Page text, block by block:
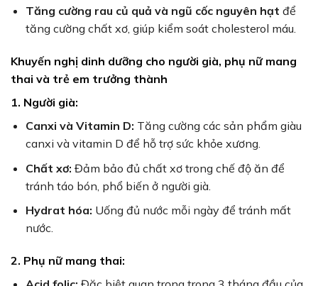
Tăng cường rau củ quả và ngũ cốc nguyên hạt để
tăng cường chất xơ, giúp kiểm soát cholesterol máu.
Khuyến nghị dinh dưỡng cho người già, phụ nữ mang
thai và trẻ em trưởng thành
1. Người già:
Canxi và Vitamin D: Tăng cường các sản phẩm giàu
canxi và vitamin D để hỗ trợ sức khỏe xương.
Chất xơ: Đảm bảo đủ chất xơ trong chế độ ăn để
tránh táo bón, phổ biến ở người già.
Hydrat hóa: Uống đủ nước mỗi ngày để tránh mất
nước.
2. Phụ nữ mang thai: